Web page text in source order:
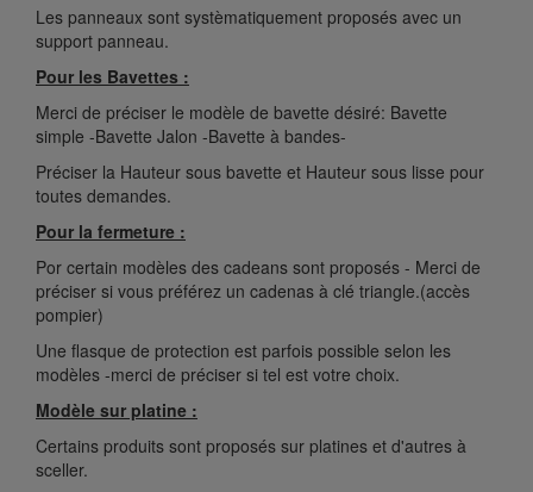
Les panneaux sont systèmatiquement proposés avec un
support panneau.
Pour les Bavettes :
Merci de préciser le modèle de bavette désiré: Bavette
simple -Bavette Jalon -Bavette à bandes-
Préciser la Hauteur sous bavette et Hauteur sous lisse pour
toutes demandes.
Pour la fermeture :
Por certain modèles des cadeans sont proposés - Merci de
préciser si vous préférez un cadenas à clé triangle.(accès
pompier)
Une flasque de protection est parfois possible selon les
modèles -merci de préciser si tel est votre choix.
Modèle sur platine :
Certains produits sont proposés sur platines et d'autres à
sceller.